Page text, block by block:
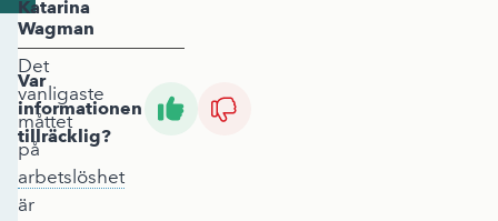
Det
vanligaste
måttet
på
arbetslöshet
är
Katarina
Wagman
Var
informationen
tillräcklig?